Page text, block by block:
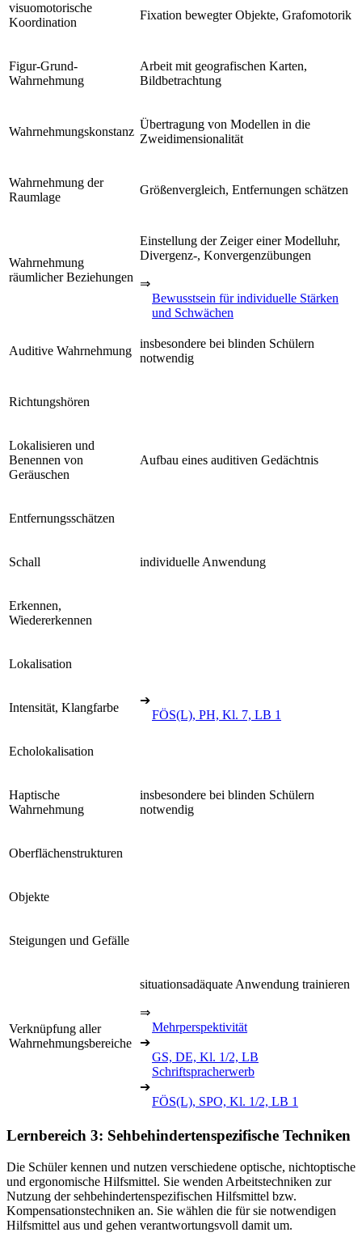
visuomotorische
Koordination
Fixation bewegter Objekte, Grafomotorik
Figur-Grund-
Wahrnehmung
Arbeit mit geografischen Karten,
Bildbetrachtung
Wahrnehmungskonstanz
Übertragung von Modellen in die
Zweidimensionalität
Wahrnehmung der
Raumlage
Größenvergleich, Entfernungen schätzen
Wahrnehmung
räumlicher Beziehungen
Einstellung der Zeiger einer Modelluhr,
Divergenz-, Konvergenzübungen
⇒
Bewusstsein für individuelle Stärken
und Schwächen
Auditive Wahrnehmung
insbesondere bei blinden Schülern
notwendig
Richtungshören
Lokalisieren und
Benennen von
Geräuschen
Aufbau eines auditiven Gedächtnis
Entfernungsschätzen
Schall individuelle Anwendung
Erkennen,
Wiedererkennen
Lokalisation
Intensität, Klangfarbe
➔
FÖS(L), PH, Kl. 7, LB 1
Echolokalisation
Haptische
Wahrnehmung
insbesondere bei blinden Schülern
notwendig
Oberflächenstrukturen
Objekte
Steigungen und Gefälle
Verknüpfung aller
Wahrnehmungsbereiche
situationsadäquate Anwendung trainieren
⇒
Mehrperspektivität
➔
GS, DE, Kl. 1/2, LB
Schriftspracherwerb
➔
FÖS(L), SPO, Kl. 1/2, LB 1
Lernbereich 3: Sehbehindertenspezifische Techniken
Die Schüler kennen und nutzen verschiedene optische, nichtoptische
und ergonomische Hilfsmittel. Sie wenden Arbeitstechniken zur
Nutzung der sehbehindertenspezifischen Hilfsmittel bzw.
Kompensationstechniken an. Sie wählen die für sie notwendigen
Hilfsmittel aus und gehen verantwortungsvoll damit um.